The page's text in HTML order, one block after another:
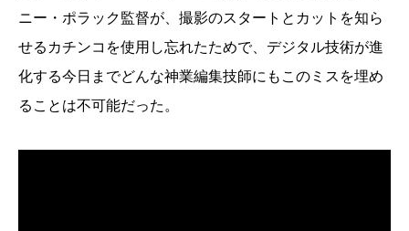
ニー・ポラック監督が、撮影のスタートとカットを知ら
せるカチンコを使用し忘れたためで、デジタル技術が進
化する今日までどんな神業編集技師にもこのミスを埋め
ることは不可能だった。